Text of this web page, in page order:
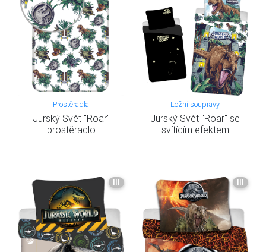
Prostěradla
Jurský Svět "Roar"
prostěradlo
Ložní soupravy
Jurský Svět "Roar" se
svítícím efektem
III III